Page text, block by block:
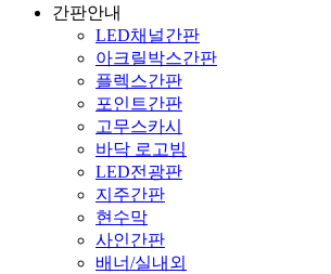
간판안내
LED채널간판
아크릴박스간판
플렉스간판
포인트간판
고무스카시
바닥 로고빔
LED전광판
지주간판
현수막
사인간판
배너/실내외